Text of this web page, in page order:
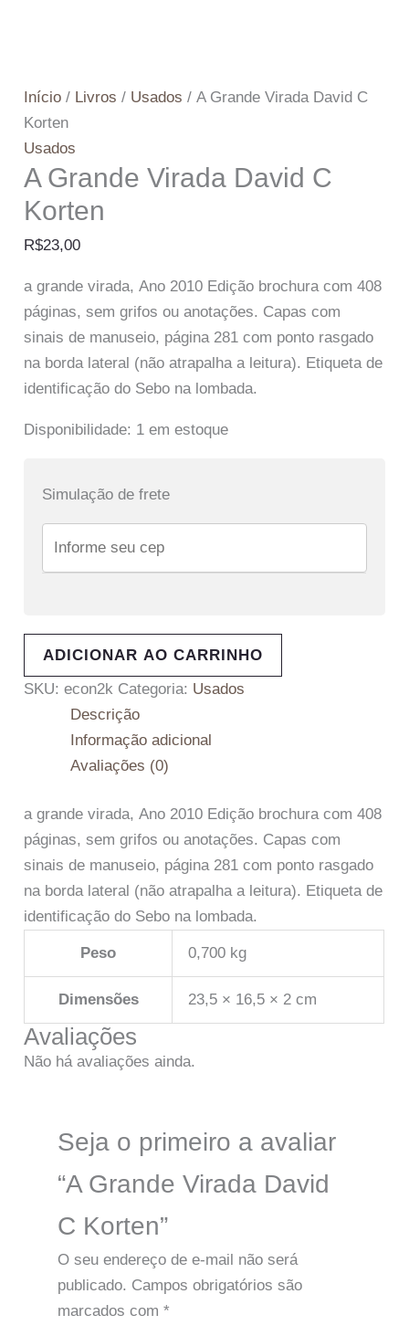
Início / Livros / Usados / A Grande Virada David C
Korten
Usados
A Grande Virada David C
Korten
R$23,00
a grande virada, Ano 2010 Edição brochura com 408
páginas, sem grifos ou anotações. Capas com
sinais de manuseio, página 281 com ponto rasgado
na borda lateral (não atrapalha a leitura). Etiqueta de
identificação do Sebo na lombada.
Disponibilidade: 1 em estoque
Simulação de frete
ADICIONAR AO CARRINHO
SKU:econ2k Categoria: Usados
Descrição
Informação adicional
Avaliações (0)
a grande virada, Ano 2010 Edição brochura com 408
páginas, sem grifos ou anotações. Capas com
sinais de manuseio, página 281 com ponto rasgado
na borda lateral (não atrapalha a leitura). Etiqueta de
identificação do Sebo na lombada.
Peso 0,700 kg
Dimensões 23,5 × 16,5 × 2 cm
Avaliações
Não há avaliações ainda.
Seja o primeiro a avaliar
“A Grande Virada David
C Korten”
O seu endereço de e-mail não será
publicado. Campos obrigatórios são
marcados com *